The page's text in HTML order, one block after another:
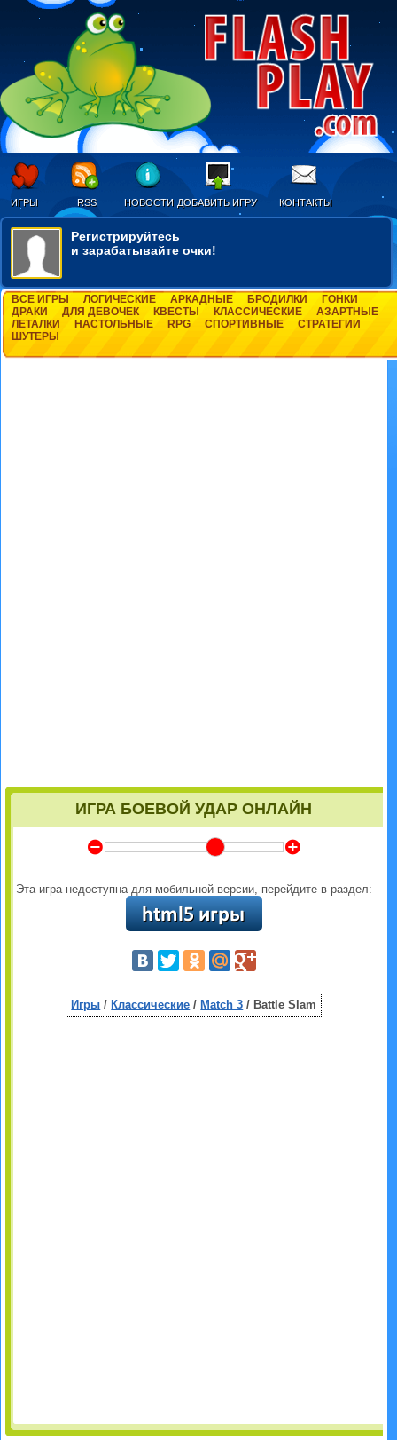
ИГРЫ RSS НОВОСТИ ДОБАВИТЬ ИГРУ КОНТАКТЫ
Регистрируйтесь
и зарабатывайте очки!
ВСЕ ИГРЫ ЛОГИЧЕСКИЕ АРКАДНЫЕ БРОДИЛКИ
ГОНКИ
ДРАКИ
ДЛЯ ДЕВОЧЕК КВЕСТЫ КЛАССИЧЕСКИЕ
АЗАРТНЫЕ
ЛЕТАЛКИ
НАСТОЛЬНЫЕ RPG СПОРТИВНЫЕ
СТРАТЕГИИ
ШУТЕРЫ
ИГРА БОЕВОЙ УДАР ОНЛАЙН
Y Z
Эта игра недоступна для мобильной версии, перейдите в раздел:
Игры / Классические / Match 3 / Battle Slam